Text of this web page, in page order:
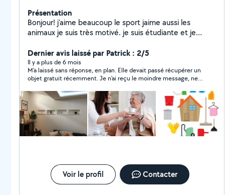
Présentation
Bonjour! j'aime beaucoup le sport jaime aussi les
animaux je suis très motivé. je suis étudiante et je
livré dès courses,garde d'animaux ou autre tout ça afin
de financer mes études.
Dernier avis laissé par Patrick : 2/5
Il y a plus de 6 mois
M'a laissé sans réponse, en plan. Elle devait passé récupérer un
objet gratuit récemment. Je n'ai reçu le moindre message, ne
l'on me fasse perdre mon temps. Je n'ai rien de particulier à
rajouter, si ce n'est qu'il semble que certaines personnes n'ont
pas beaucoup de savoir vivre. On en rencontre quelques une
sur ce genre de site.
Voir le profil Contacter